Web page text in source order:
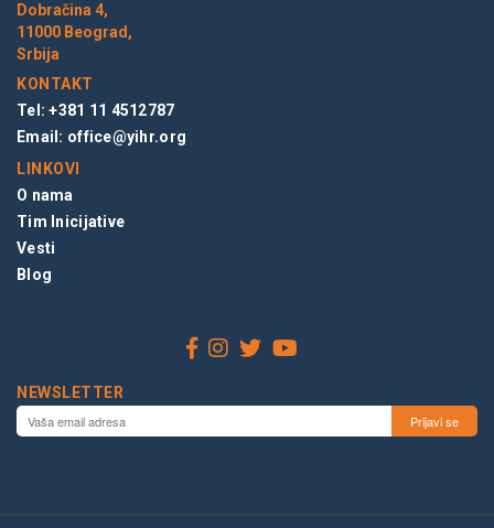
Dobračina 4,
11000 Beograd,
Srbija
KONTAKT
Tel: +381 11 4512787
Email: office@yihr.org
LINKOVI
O nama
Tim Inicijative
Vesti
Blog
NEWSLETTER